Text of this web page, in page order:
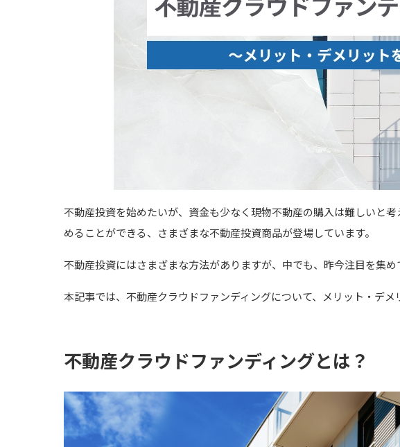
不動産投資を始めたいが、資金も少なく現物不動産の購入は難しいと
めることができる、さまざまな不動産投資商品が登場しています。
不動産投資にはさまざまな方法がありますが、中でも、昨今注目を集
本記事では、不動産クラウドファンディングについて、メリット・デメ
不動産クラウドファンディングとは？